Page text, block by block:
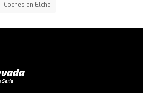
Coches en Elche